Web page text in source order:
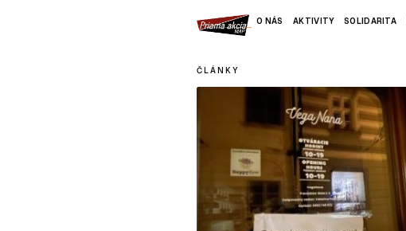
O NÁS AKTIVITY SOLIDARITA
ČLÁNKY